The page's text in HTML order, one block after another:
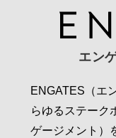
エン
ENGATES（エ
らゆるステーク
ゲージメント）